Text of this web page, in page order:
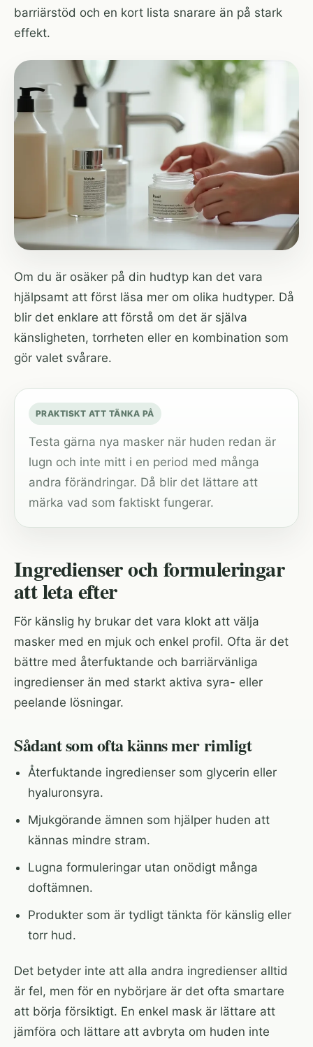
barriärstöd och en kort lista snarare än på stark
effekt.
Om du är osäker på din hudtyp kan det vara
hjälpsamt att först läsa mer om olika hudtyper. Då
blir det enklare att förstå om det är själva
känsligheten, torrheten eller en kombination som
gör valet svårare.
PRAKTISKT ATT TÄNKA PÅ
Testa gärna nya masker när huden redan är
lugn och inte mitt i en period med många
andra förändringar. Då blir det lättare att
märka vad som faktiskt fungerar.
Ingredienser och formuleringar
att leta efter
För känslig hy brukar det vara klokt att välja
masker med en mjuk och enkel profil. Ofta är det
bättre med återfuktande och barriärvänliga
ingredienser än med starkt aktiva syra- eller
peelande lösningar.
Sådant som ofta känns mer rimligt
Återfuktande ingredienser som glycerin eller
hyaluronsyra.
Mjukgörande ämnen som hjälper huden att
kännas mindre stram.
Lugna formuleringar utan onödigt många
doftämnen.
Produkter som är tydligt tänkta för känslig eller
torr hud.
Det betyder inte att alla andra ingredienser alltid
är fel, men för en nybörjare är det ofta smartare
att börja försiktigt. En enkel mask är lättare att
jämföra och lättare att avbryta om huden inte